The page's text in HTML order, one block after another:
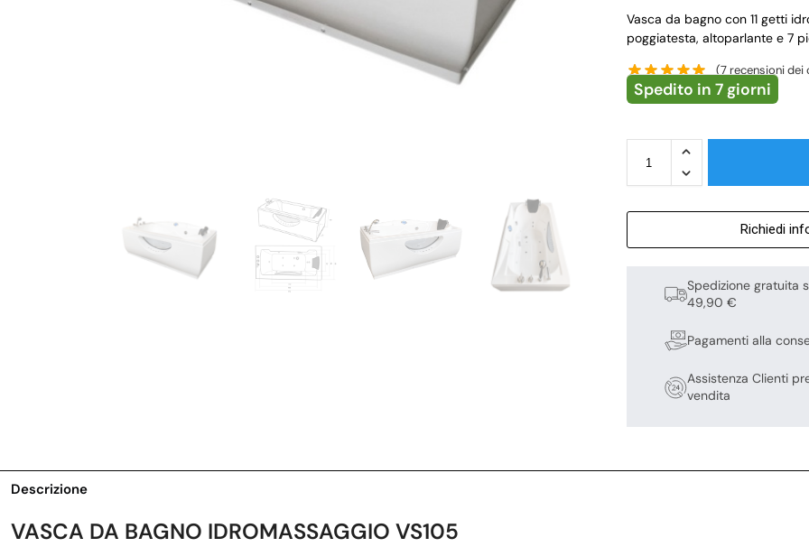
Vasca da bagno con 11 getti
poggiatesta, altoparlante e 7
(7 recensioni dei
Spedito in 7 giorni
Richiedi
Spedizione gratuita
49,90 €
Pagamenti alla
Assistenza Clienti
vendita
Descrizione
VASCA DA BAGNO IDROMASSAGGIO VS105